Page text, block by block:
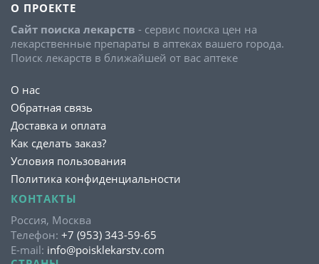
О ПРОЕКТЕ
Сайт поиска лекарств - сервис поиска цен на
лекарственные препараты в аптеках вашего города.
Поиск лекарств в ближайшей от вас аптеке
О нас
Обратная связь
Доставка и оплата
Как сделать заказ?
Условия пользования
Политика конфиденциальности
КОНТАКТЫ
Россия, Москва
Телефон: +7 (953) 343-59-65
E-mail: info@poisklekarstv.com